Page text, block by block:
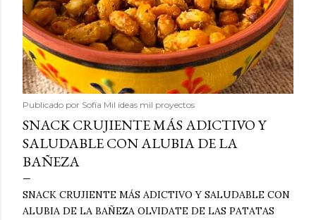
Publicado por Sofía Mil ideas mil proyectos
SNACK CRUJIENTE MÁS ADICTIVO Y
SALUDABLE CON ALUBIA DE LA
BAÑEZA
SNACK CRUJIENTE MÁS ADICTIVO Y SALUDABLE CON
ALUBIA DE LA BAÑEZA OLVIDATE DE LAS PATATAS